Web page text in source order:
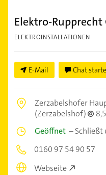
Elektro-Rupprecht
ELEKTROINSTALLATIONEN
E-Mail Chat
Zerzabelshofer
(Zerzabelshof)
Geöffnet –Schließt
0160 97 54 90 57
Webseite